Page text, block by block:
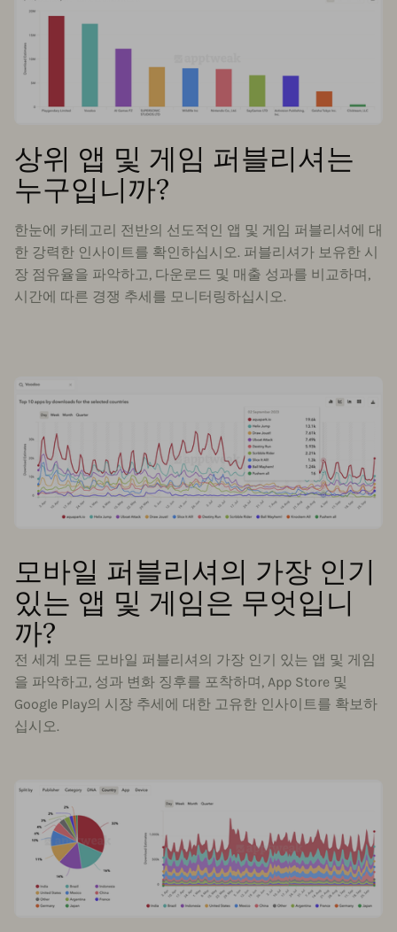
상위 앱 및 게임 퍼블리셔는
누구입니까?
한눈에 카테고리 전반의 선도적인 앱 및 게임 퍼블리셔에 대
한 강력한 인사이트를 확인하십시오. 퍼블리셔가 보유한 시
장 점유율을 파악하고, 다운로드 및 매출 성과를 비교하며,
시간에 따른 경쟁 추세를 모니터링하십시오.
모바일 퍼블리셔의 가장 인기
있는 앱 및 게임은 무엇입니
까?
전 세계 모든 모바일 퍼블리셔의 가장 인기 있는 앱 및 게임
을 파악하고, 성과 변화 징후를 포착하며, App Store 및
Google Play의 시장 추세에 대한 고유한 인사이트를 확보하
십시오.